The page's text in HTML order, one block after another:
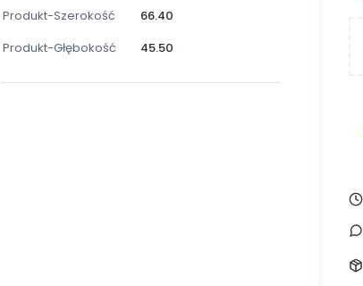
Produkt-Szerokość
66.40
Produkt-Głębokość
45.50